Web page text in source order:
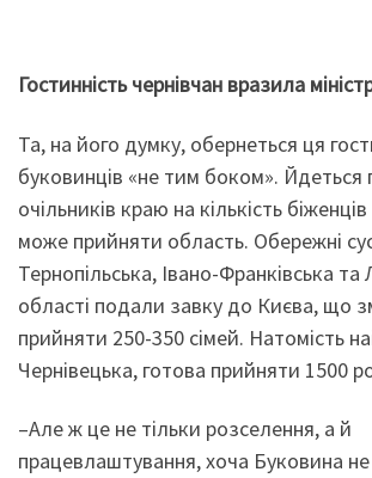
Гостинність чернівчан вразила
Та, на його думку, обернеться ця
буковинців «не тим боком». Йдеться
очільників краю на кількість
може прийняти область. Обережні
Тернопільська, Івано-Франківська та
області подали завку до Києва, що
прийняти 250-350 сімей. Натомість
Чернівецька, готова прийняти 1500
–Але ж це не тільки розселення, а й
працевлаштування, хоча Буковина не